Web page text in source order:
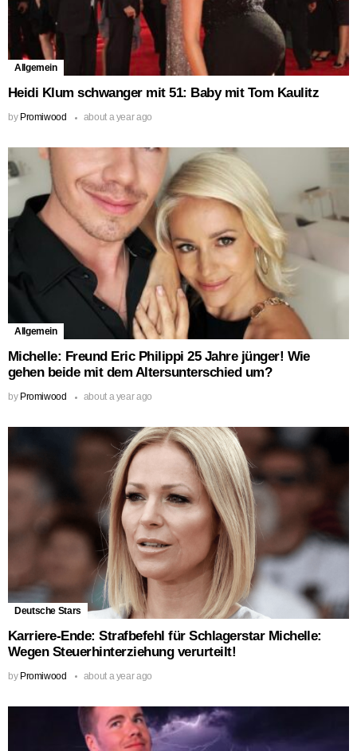
Allgemein
Heidi Klum schwanger mit 51: Baby mit Tom Kaulitz
by Promiwood about a year ago
Allgemein
Michelle: Freund Eric Philippi 25 Jahre jünger! Wie
gehen beide mit dem Altersunterschied um?
by Promiwood about a year ago
Deutsche Stars
Karriere-Ende: Strafbefehl für Schlagerstar Michelle:
Wegen Steuerhinterziehung verurteilt!
by Promiwood about a year ago